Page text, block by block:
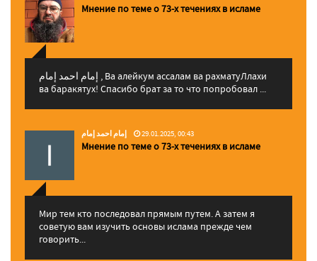
Мнение по теме о 73-х течениях в исламе
إمام احمد إمام , Ва алейкум ассалам ва рахматуЛлахи
ва баракятух! Спасибо брат за то что попробовал ...
إمام احمد إمام 29.01.2025, 00:43
Мнение по теме о 73-х течениях в исламе
Мир тем кто последовал прямым путем. А затем я
советую вам изучить основы ислама прежде чем
говорить...